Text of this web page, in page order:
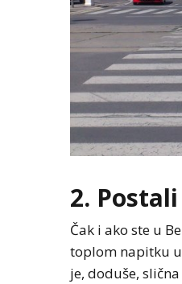
2.
Čak i ako ste u
toplom napitku
je, doduše,